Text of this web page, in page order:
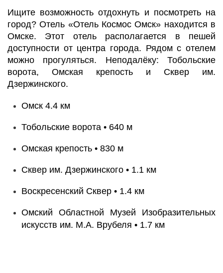
Ищите возможность отдохнуть и посмотреть на
город? Отель «Отель Космос Омск» находится в
Омске. Этот отель располагается в пешей
доступности от центра города. Рядом с отелем
можно прогуляться. Неподалёку: Тобольские
ворота, Омская крепость и Сквер им.
Дзержинского.
Омск 4.4 км
Тобольские ворота • 640 м
Омская крепость • 830 м
Сквер им. Дзержинского • 1.1 км
Воскресенский Сквер • 1.4 км
Омский Областной Музей Изобразительных
искусств им. М.А. Врубеля • 1.7 км